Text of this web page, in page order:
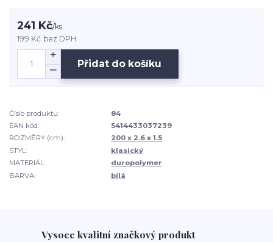
241 Kč/ks
199 Kč bez DPH
Přidat do košíku
Číslo produktu:
84
EAN kód:
5414433037239
ROZMĚRY (cm):
200 x 2.6 x 1.5
STYL:
klasický
MATERIÁL:
duropolymer
BARVA:
bílá
Vysoce kvalitní značkový produkt